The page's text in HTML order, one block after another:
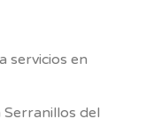
servicios en
del